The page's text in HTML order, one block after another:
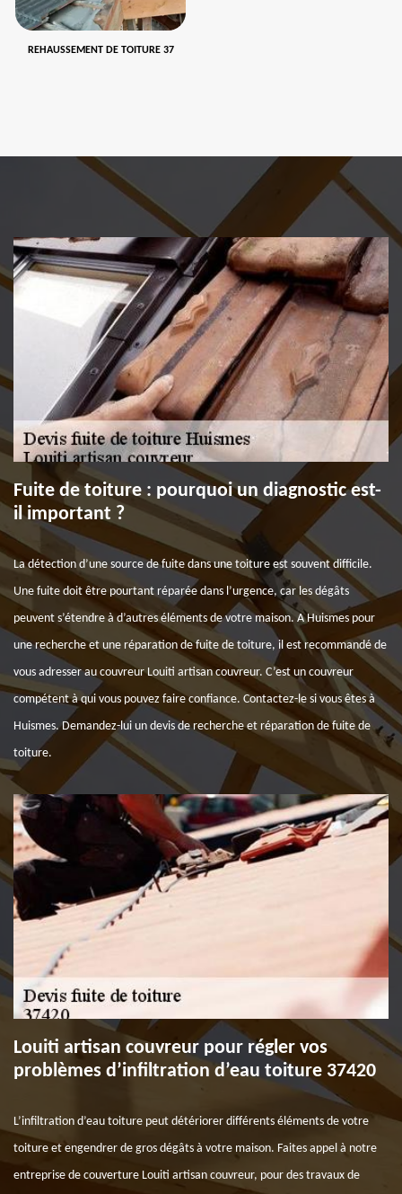
REHAUSSEMENT DE TOITURE 37
Fuite de toiture : pourquoi un diagnostic est-
il important ?
La détection d’une source de fuite dans une toiture est souvent difficile.
Une fuite doit être pourtant réparée dans l’urgence, car les dégâts
peuvent s’étendre à d’autres éléments de votre maison. A Huismes pour
une recherche et une réparation de fuite de toiture, il est recommandé de
vous adresser au couvreur Louiti artisan couvreur. C’est un couvreur
compétent à qui vous pouvez faire confiance. Contactez-le si vous êtes à
Huismes. Demandez-lui un devis de recherche et réparation de fuite de
toiture.
Louiti artisan couvreur pour régler vos
problèmes d’infiltration d’eau toiture 37420
L’infiltration d’eau toiture peut détériorer différents éléments de votre
toiture et engendrer de gros dégâts à votre maison. Faites appel à notre
entreprise de couverture Louiti artisan couvreur, pour des travaux de